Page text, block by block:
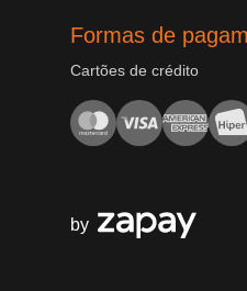
Formas de
Cartões de crédito
by